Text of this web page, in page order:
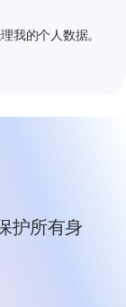
我的个人数据。
护所有身